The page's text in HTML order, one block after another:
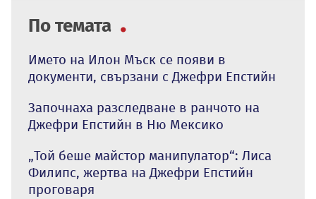
По темата
Името на Илон Мъск се появи в
документи, свързани с Джефри Епстийн
Започнаха разследване в ранчото на
Джефри Епстийн в Ню Мексико
„Той беше майстор манипулатор“: Лиса
Филипс, жертва на Джефри Епстийн
проговаря